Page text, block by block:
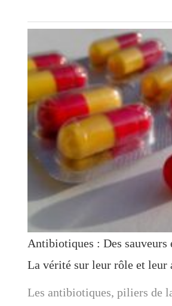
Antibiotiques : Des sauveurs
La vérité sur leur rôle et leur
Les antibiotiques, piliers de